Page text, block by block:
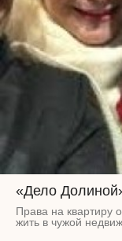
«Дело
Права на квартиру
жить в чужой